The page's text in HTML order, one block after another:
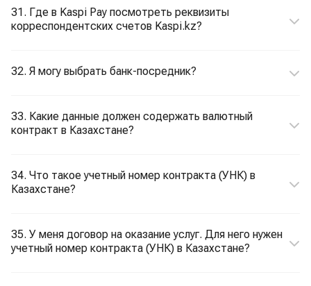
31. Где в Kaspi Pay посмотреть реквизиты
корреспондентских счетов Kaspi.kz?
32. Я могу выбрать банк-посредник?
33. Какие данные должен содержать валютный
контракт в Казахстане?
34. Что такое учетный номер контракта (УНК) в
Казахстане?
35. У меня договор на оказание услуг. Для него нужен
учетный номер контракта (УНК) в Казахстане?